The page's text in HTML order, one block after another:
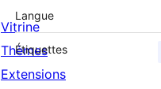
Langue
Étiquettes
Vitrine
Thèmes
Extensions